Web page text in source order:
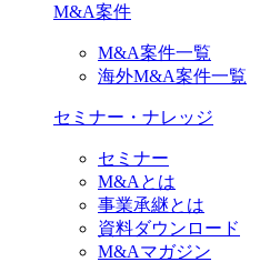
M&A案件
M&A案件一覧
海外M&A案件一覧
セミナー・ナレッジ
セミナー
M&Aとは
事業承継とは
資料ダウンロード
M&Aマガジン